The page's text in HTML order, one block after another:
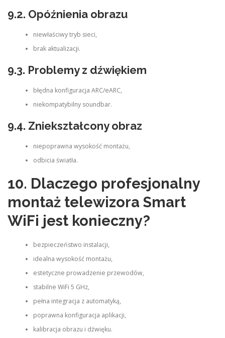
9.2. Opóźnienia obrazu
niewłaściwy tryb sieci,
brak aktualizacji.
9.3. Problemy z dźwiękiem
błędna konfiguracja ARC/eARC,
niekompatybilny soundbar.
9.4. Zniekształcony obraz
niepoprawna wysokość montażu,
odbicia światła.
10. Dlaczego profesjonalny
montaż telewizora Smart
WiFi jest konieczny?
bezpieczeństwo instalacji,
idealna wysokość montażu,
estetyczne prowadzenie przewodów,
stabilne WiFi 5 GHz,
pełna integracja z automatyką,
poprawna konfiguracja aplikacji,
kalibracja obrazu i dźwięku.